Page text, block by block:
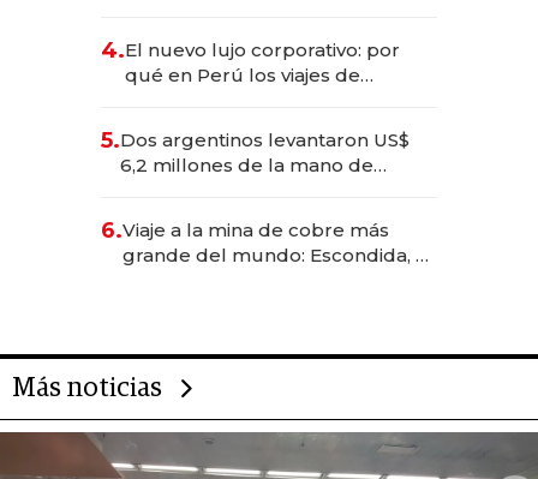
4.El nuevo lujo corporativo: por
qué en Perú los viajes de
transformadoras
5.Dos argentinos levantaron US$
6,2 millones de la mano de
6.Viaje a la mina de cobre más
grande del mundo: Escondida, el
Más noticias